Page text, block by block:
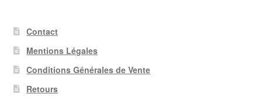
Contact
Mentions Légales
Conditions Générales de Vente
Retours